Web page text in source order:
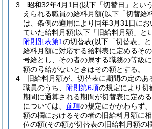
3
昭和32年4月1日(以下「切替日」とい
えられる職員の給料月額(以下「切替給
は、条例の適用により同年3月31日に
ていた給料月額(以下「旧給料月額」と
附則別表第1の切替表(以下「切替表」
給料月額に対応する給料表に定めるそ
号給とし、その者の属する職務の等級
額の号給がないときはその額とする。
4
旧給料月額が、切替表に期間の定の
職員のうち、
附則第6項の規定により切
期間に通算される期間が切替表に定め
については、 前項の規定にかかわらず
額の欄におけるその者の旧給料月額に
位の額(その額が切替表の旧給料月額の